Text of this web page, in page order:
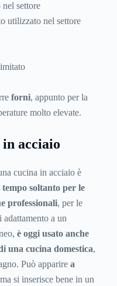
settore
utilizzato nel settore
forni, appunto per la
molto elevate.
acciaio
cucina in acciaio è
soltanto per le
professionali, per le
a un
è oggi usato anche
una cucina domestica,
Può apparire a
si inserisce bene in un